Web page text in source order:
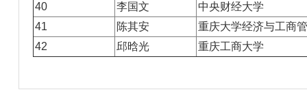
40
李国文
中央财经大学
41
陈其安
重庆大学经济与工商
42
邱晗光 重庆工商大学